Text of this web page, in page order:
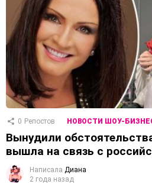
0 Репостов НОВОСТИ ШОУ-
Вынудили
вышла на связь с
Написала Диана
2 года назад